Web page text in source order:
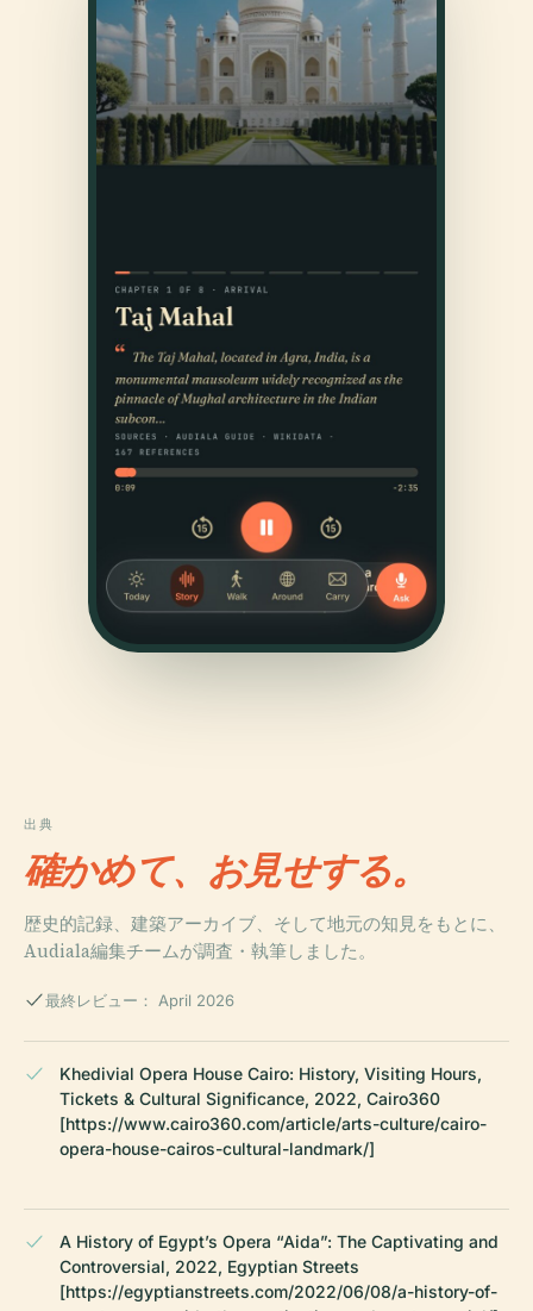
出典
確かめて、お見せする。
歴史的記録、建築アーカイブ、そして地元の知見をもとに、
Audiala編集チームが調査・執筆しました。
最終レビュー： April 2026
Khedivial Opera House Cairo: History, Visiting Hours,
Tickets & Cultural Significance, 2022, Cairo360
[https://www.cairo360.com/article/arts-culture/cairo-
opera-house-cairos-cultural-landmark/]
A History of Egypt’s Opera “Aida”: The Captivating and
Controversial, 2022, Egyptian Streets
[https://egyptianstreets.com/2022/06/08/a-history-of-